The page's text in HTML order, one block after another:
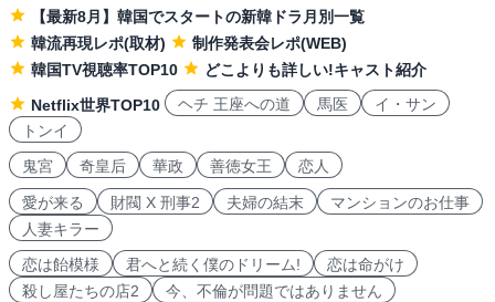
【最新8月】韓国でスタートの新韓ドラ月別一覧
韓流再現レポ(取材)
制作発表会レポ(WEB)
韓国TV視聴率TOP10
どこよりも詳しい!キャスト紹介
Netflix世界TOP10
ヘチ 王座への道 馬医
イ・サン
トンイ
鬼宮
奇皇后 華政 善徳女王 恋人
愛が来る 財閥 X 刑事2 夫婦の結末
マンションのお仕事
人妻キラー
恋は飴模様
君へと続く僕のドリーム!
恋は命がけ
殺し屋たちの店2
今、不倫が問題ではありません